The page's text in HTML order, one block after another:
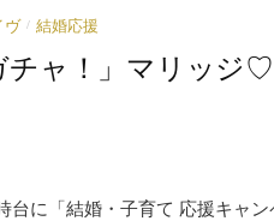
ヴ / 結婚応援
ャ！」マリッジ
に「結婚・子育て 応援キャ